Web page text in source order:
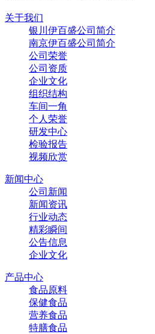
关于我们
银川伊百盛公司简介
南京伊百盛公司简介
公司荣誉
公司资质
企业文化
组织结构
车间一角
个人荣誉
研发中心
检验报告
视频欣赏
新闻中心
公司新闻
新闻资讯
行业动态
精彩瞬间
公告信息
企业文化
产品中心
食品原料
保健食品
营养食品
特膳食品